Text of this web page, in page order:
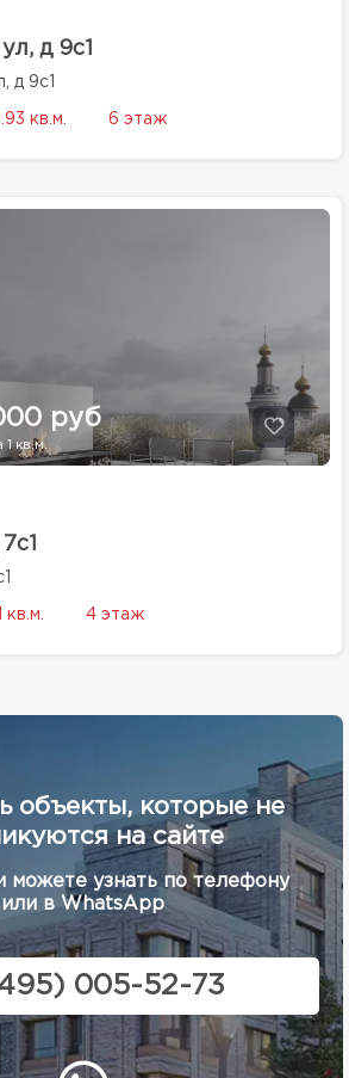
д 9с1
д 9с1
кв.м. 6 этаж
руб
1 кв.м.
кв.м. 4 этаж
объекты, которые не
на сайте
можете узнать по телефону
или в WhatsApp
005-52-73